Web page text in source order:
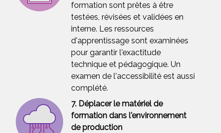
formation sont prêtes à être
testées, révisées et validées en
interne. Les ressources
d'apprentissage sont examinées
pour garantir l'exactitude
technique et pédagogique. Un
examen de l'accessibilité est aussi
complété.
7. Déplacer le matériel de
formation dans l'environnement
de production